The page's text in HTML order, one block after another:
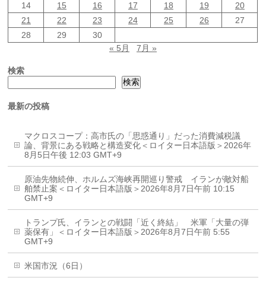
14
15 16 17 18 19
20
21
22 23 24 25 26
27
28
29
30
« 5月
7月 »
検索
検索
最新の投稿
マクロスコープ：高市氏の「思惑通り」だった消費減税議
論、背景にある戦略と構造変化＜ロイター日本語版＞2026年
8月5日午後 12:03 GMT+9
原油先物続伸、ホルムズ海峡再開巡り警戒 イランが敵対船
舶禁止案＜ロイター日本語版＞2026年8月7日午前 10:15
GMT+9
トランプ氏、イランとの戦闘「近く終結」 米軍「大量の弾
薬保有」＜ロイター日本語版＞2026年8月7日午前 5:55
GMT+9
米国市況（6日）